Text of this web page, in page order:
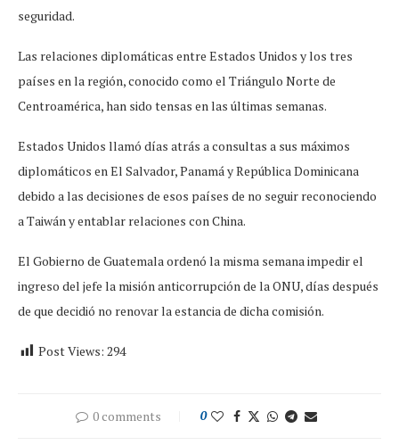
seguridad.
Las relaciones diplomáticas entre Estados Unidos y los tres
países en la región, conocido como el Triángulo Norte de
Centroamérica, han sido tensas en las últimas semanas.
Estados Unidos llamó días atrás a consultas a sus máximos
diplomáticos en El Salvador, Panamá y República Dominicana
debido a las decisiones de esos países de no seguir reconociendo
a Taiwán y entablar relaciones con China.
El Gobierno de Guatemala ordenó la misma semana impedir el
ingreso del jefe la misión anticorrupción de la ONU, días después
de que decidió no renovar la estancia de dicha comisión.
Post Views: 294
0 comments 0